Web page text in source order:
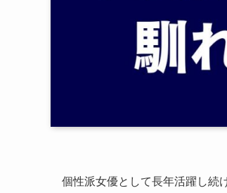
個性派女優として長年活躍し続